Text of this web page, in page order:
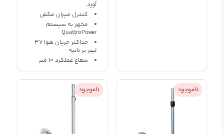
آورد.
کنترل میزان مکش
مجهز به سیستم
QuattroPower
حداکثر جریان هوا 37
لیتر بر ثانیه
شعاع عملکرد 10 متر
ناموجود ناموجود